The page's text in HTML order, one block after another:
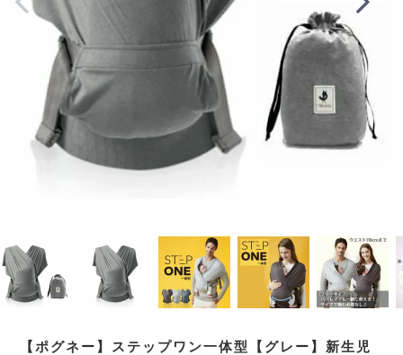
【ポグネー】ステップワン一体型【グレー】新生児